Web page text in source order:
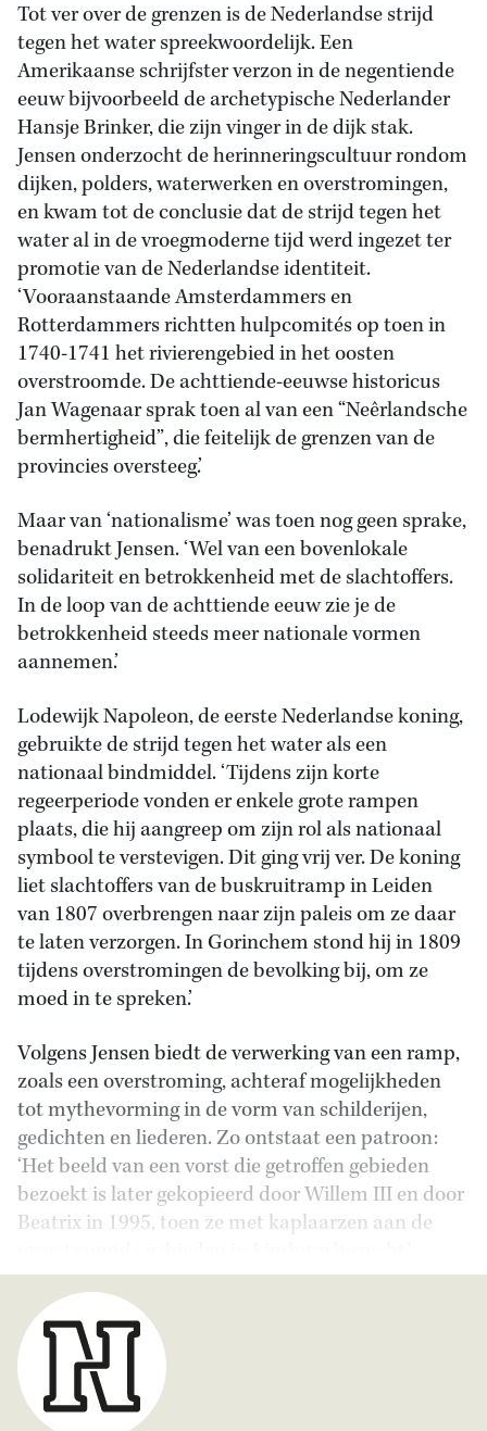
Tot ver over de grenzen is de Nederlandse strijd
tegen het water spreekwoordelijk. Een
Amerikaanse schrijfster verzon in de negentiende
eeuw bijvoorbeeld de archetypische Nederlander
Hansje Brinker, die zijn vinger in de dijk stak.
Jensen onderzocht de herinneringscultuur rondom
dijken, polders, waterwerken en overstromingen,
en kwam tot de conclusie dat de strijd tegen het
water al in de vroegmoderne tijd werd ingezet ter
promotie van de Nederlandse identiteit.
‘Vooraanstaande Amsterdammers en
Rotterdammers richtten hulpcomités op toen in
1740-1741 het rivierengebied in het oosten
overstroomde. De achttiende-eeuwse historicus
Jan Wagenaar sprak toen al van een “Neêrlandsche
bermhertigheid”, die feitelijk de grenzen van de
provincies oversteeg.’
Maar van ‘nationalisme’ was toen nog geen sprake,
benadrukt Jensen. ‘Wel van een bovenlokale
solidariteit en betrokkenheid met de slachtoffers.
In de loop van de achttiende eeuw zie je de
betrokkenheid steeds meer nationale vormen
aannemen.’
Lodewijk Napoleon, de eerste Nederlandse koning,
gebruikte de strijd tegen het water als een
nationaal bindmiddel. ‘Tijdens zijn korte
regeerperiode vonden er enkele grote rampen
plaats, die hij aangreep om zijn rol als nationaal
symbool te verstevigen. Dit ging vrij ver. De koning
liet slachtoffers van de buskruitramp in Leiden
van 1807 overbrengen naar zijn paleis om ze daar
te laten verzorgen. In Gorinchem stond hij in 1809
tijdens overstromingen de bevolking bij, om ze
moed in te spreken.’
Volgens Jensen biedt de verwerking van een ramp,
zoals een overstroming, achteraf mogelijkheden
tot mythevorming in de vorm van schilderijen,
gedichten en liederen. Zo ontstaat een patroon:
‘Het beeld van een vorst die getroffen gebieden
bezoekt is later gekopieerd door Willem III en door
Beatrix in 1995, toen ze met kaplaarzen aan de